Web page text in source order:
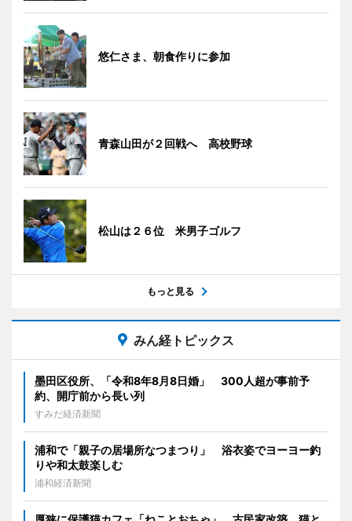
悠仁さま、朝食作りに参加
青森山田が２回戦へ 高校野球
松山は２６位 米男子ゴルフ
もっと見る
みん経トピックス
墨田区役所、「令和8年8月8日婚」 300人超が事前予
約、開庁前から長い列
すみだ経済新聞
浦和で「親子の居場所なつまつり」 浴衣姿でヨーヨー釣
りや和太鼓楽しむ
浦和経済新聞